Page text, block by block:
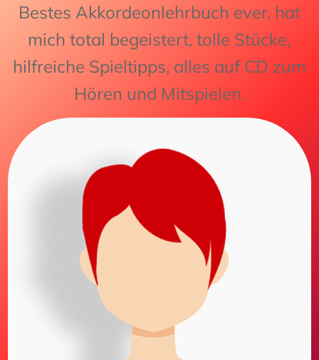
Bestes Akkordeonlehrbuch ever, hat
mich total begeistert, tolle Stücke,
hilfreiche Spieltipps, alles auf CD zum
Hören und Mitspielen.